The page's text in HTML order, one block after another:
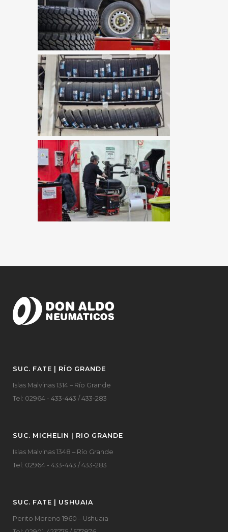
SUC. FATE | RÍO GRANDE
Islas Malvinas 1314 – Río Grande
Tel: 02964 - 433-443 / 433-283
SUC. MICHELIN | RIO GRANDE
Islas Malvinas 1348 – Río Grande
Tel: 02964 - 433-443 / 433-283
SUC. FATE | USHUAIA
Perito Moreno 1960 – Ushuaia